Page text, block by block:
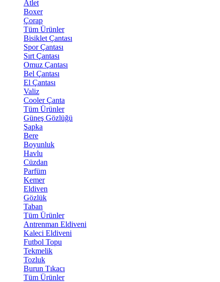
Atlet
Boxer
Çorap
Tüm Ürünler
Bisiklet Çantası
Spor Çantası
Sırt Çantası
Omuz Çantası
Bel Çantası
El Çantası
Valiz
Cooler Çanta
Tüm Ürünler
Güneş Gözlüğü
Şapka
Bere
Boyunluk
Havlu
Cüzdan
Parfüm
Kemer
Eldiven
Gözlük
Taban
Tüm Ürünler
Antrenman Eldiveni
Kaleci Eldiveni
Futbol Topu
Tekmelik
Tozluk
Burun Tıkacı
Tüm Ürünler